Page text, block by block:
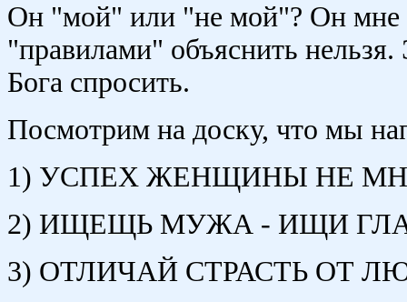
Он "мой" или "не мой"? Он мне
"правилами" объяснить
Бога спросить.
Посмотрим на доску, что мы
1) УСПЕХ ЖЕНЩИНЫ НЕ
2) ИЩЕЩЬ МУЖА - ИЩИ
3) ОТЛИЧАЙ СТРАСТЬ ОТ